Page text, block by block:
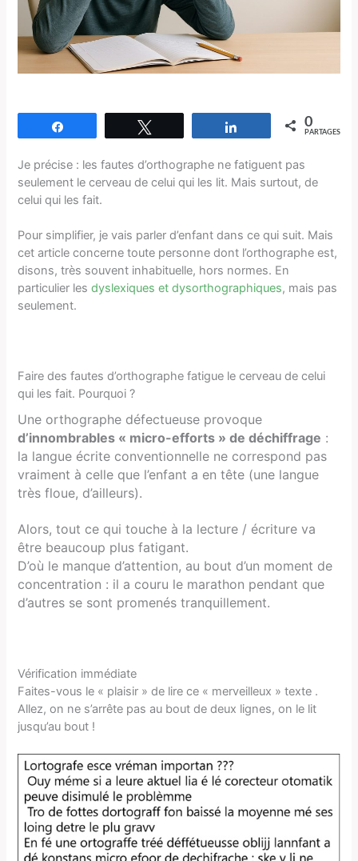
Partagez 0
PARTAGES
Je précise : les fautes d’orthographe ne fatiguent pas
seulement le cerveau de celui qui les lit. Mais surtout, de
celui qui les fait.
Pour simplifier, je vais parler d’enfant dans ce qui suit. Mais
cet article concerne toute personne dont l’orthographe est,
disons, très souvent inhabituelle, hors normes. En
particulier lesdyslexiques et dysorthographiques, mais pas
seulement.
Faire des fautes d’orthographe fatigue le cerveau de celui
qui les fait. Pourquoi ?
Une orthographe défectueuse provoque
d’innombrables « micro-efforts » de déchiffrage :
la langue écrite conventionnelle ne correspond pas
vraiment à celle que l’enfant a en tête (une langue
très floue, d’ailleurs).
Alors, tout ce qui touche à la lecture / écriture va
être beaucoup plus fatigant.
D’où le manque d’attention, au bout d’un moment de
concentration : il a couru le marathon pendant que
d’autres se sont promenés tranquillement.
Vérification immédiate
Faites-vous le « plaisir » de lire ce « merveilleux » texte .
Allez, on ne s’arrête pas au bout de deux lignes, on le lit
jusqu’au bout !